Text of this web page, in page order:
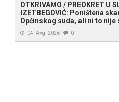
OTKRIVAMO / PREOKRET U
IZETBEGOVIĆ: Poništena
Općinskog suda, ali ni to nije
04. Avg. 2026 0